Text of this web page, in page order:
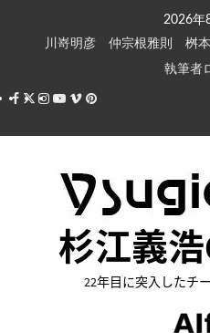
キ
2026年
川嵜明彦
仲宗根雅則 桝
執筆者
Facebook
X Instagram
Youtube
VimeoPinterest
杉江義浩
22年目に突入したチ